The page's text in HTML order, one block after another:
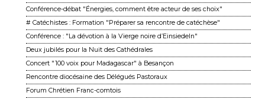
Conférence-débat "Énergies, comment être acteur de ses choix"
# Catéchistes : Formation "Préparer sa rencontre de catéchèse"
Conférence : "La dévotion à la Vierge noire d’Einsiedeln"
Deux jubilés pour la Nuit des Cathédrales
Concert "100 voix pour Madagascar" à Besançon
Rencontre diocésaine des Délégués Pastoraux
Forum Chrétien Franc-comtois